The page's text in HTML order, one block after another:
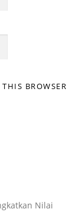
BROWSER
Nilai